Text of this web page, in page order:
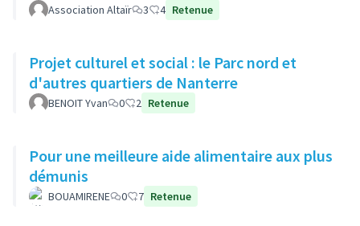
Association Altaïr 3 4 Retenue
Projet culturel et social : le Parc nord et
d'autres quartiers de Nanterre
BENOIT Yvan 0 2 Retenue
Pour une meilleure aide alimentaire aux plus
démunis
BOUAMIRENE 0 7 Retenue